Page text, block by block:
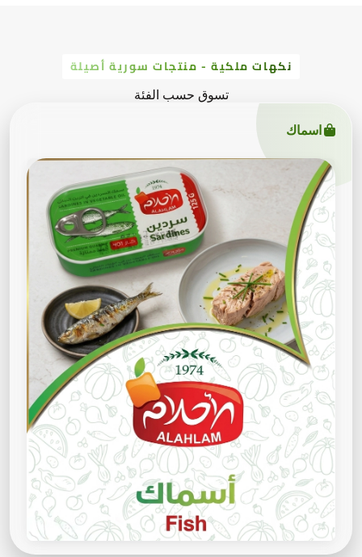
نكهات ملكية - منتجات سورية أصيلة
تسوق حسب الفئة
اسماك